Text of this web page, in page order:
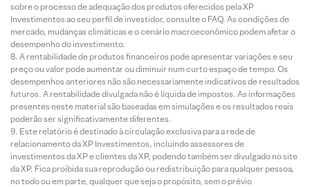
sobre o processo de adequação dos produtos oferecidos pela XP
Investimentos ao seu perfil de investidor, consulte o FAQ. As condições de
mercado, mudanças climáticas e o cenário macroeconômico podem afetar o
desempenho do investimento.
A rentabilidade de produtos financeiros pode apresentar variações e seu
preço ou valor pode aumentar ou diminuir num curto espaço de tempo. Os
desempenhos anteriores não são necessariamente indicativos de resultados
futuros. A rentabilidade divulgada não é líquida de impostos. As informações
presentes neste material são baseadas em simulações e os resultados reais
poderão ser significativamente diferentes.
Este relatório é destinado à circulação exclusiva para a rede de
relacionamento da XP Investimentos, incluindo assessores de
investimentos da XP e clientes da XP, podendo também ser divulgado no site
da XP. Fica proibida sua reprodução ou redistribuição para qualquer pessoa,
no todo ou em parte, qualquer que seja o propósito, sem o prévio